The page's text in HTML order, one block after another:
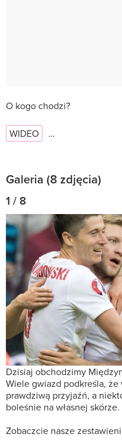
O kogo chodzi?
WIDEO …
Galeria (8 zdjęcia)
1 / 8
Dzisiaj obchodzimy
Wiele gwiazd podkreśla,
prawdziwą przyjaźń, a
boleśnie na własnej skórze.
Zobaczcie nasze